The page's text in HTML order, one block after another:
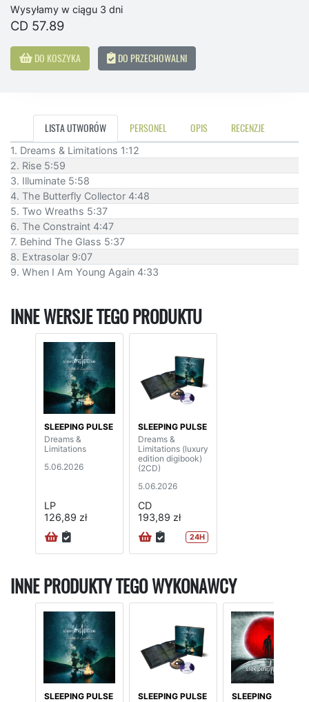
Wysyłamy w ciągu 3 dni
CD 57.89
DO KOSZYKA DO PRZECHOWALNI
LISTA UTWORÓW PERSONEL OPIS RECENZJE
1. Dreams & Limitations 1:12
2. Rise 5:59
3. Illuminate 5:58
4. The Butterfly Collector 4:48
5. Two Wreaths 5:37
6. The Constraint 4:47
7. Behind The Glass 5:37
8. Extrasolar 9:07
9. When I Am Young Again 4:33
INNE WERSJE TEGO PRODUKTU
SLEEPING PULSE
Dreams &
Limitations
5.06.2026
LP
126,89 zł
SLEEPING PULSE
Dreams &
Limitations (luxury
edition digibook)
(2CD)
5.06.2026
CD
193,89 zł
24H
INNE PRODUKTY TEGO WYKONAWCY
SLEEPING PULSE
SLEEPING PULSE
SLEEPING PULSE